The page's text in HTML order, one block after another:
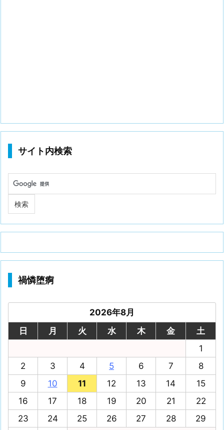
サイト内検索
禍憐堕痾
2026年8月
日
月 火 水 木 金
土
1
2
3 4 5 6 7
8
9
10 11 12 13 14
15
16
17 18 19 20 21
22
23
24 25 26 27 28
29